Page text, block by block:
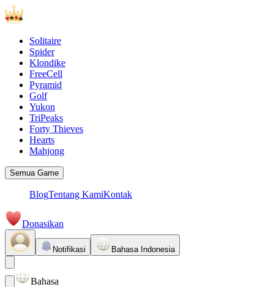
Solitaire
Spider
Klondike
FreeCell
Pyramid
Golf
Yukon
TriPeaks
Forty Thieves
Hearts
Mahjong
Semua Game
BlogTentang KamiKontak
Donasikan
Notifikasi Bahasa Indonesia
Bahasa